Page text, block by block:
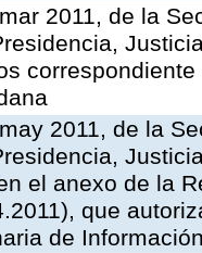
2011, de la
2011, de la
el anexo de la
que
de